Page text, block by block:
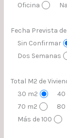
Oficina
Fecha Prevista
Sin Confirmar
Dos Semanas
Total M2 de
30 m2
40
70 m2
80
Más de 100